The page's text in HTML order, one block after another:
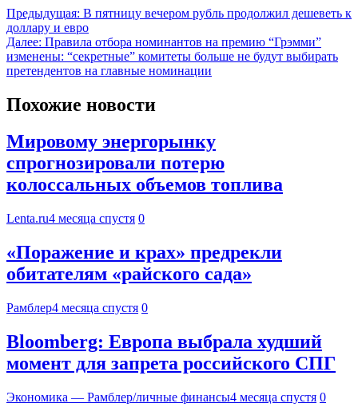
Предыдущая: В пятницу вечером рубль продолжил дешеветь к
доллару и евро
Далее: Правила отбора номинантов на премию “Грэмми”
изменены: “секретные” комитеты больше не будут выбирать
претендентов на главные номинации
Похожие новости
Мировому энергорынку
спрогнозировали потерю
колоссальных объемов топлива
Lenta.ru4 месяца спустя 0
«Поражение и крах» предрекли
обитателям «райского сада»
Рамблер4 месяца спустя 0
Bloomberg: Европа выбрала худший
момент для запрета российского СПГ
Экономика — Рамблер/личные финансы4 месяца спустя 0